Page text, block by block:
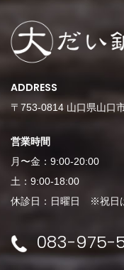
ADDRESS
〒753-0814 山口県山口
営業時間
月〜金：9:00-20:00
土：9:00-18:00
休診日：日曜日 ※祝日
083-975-